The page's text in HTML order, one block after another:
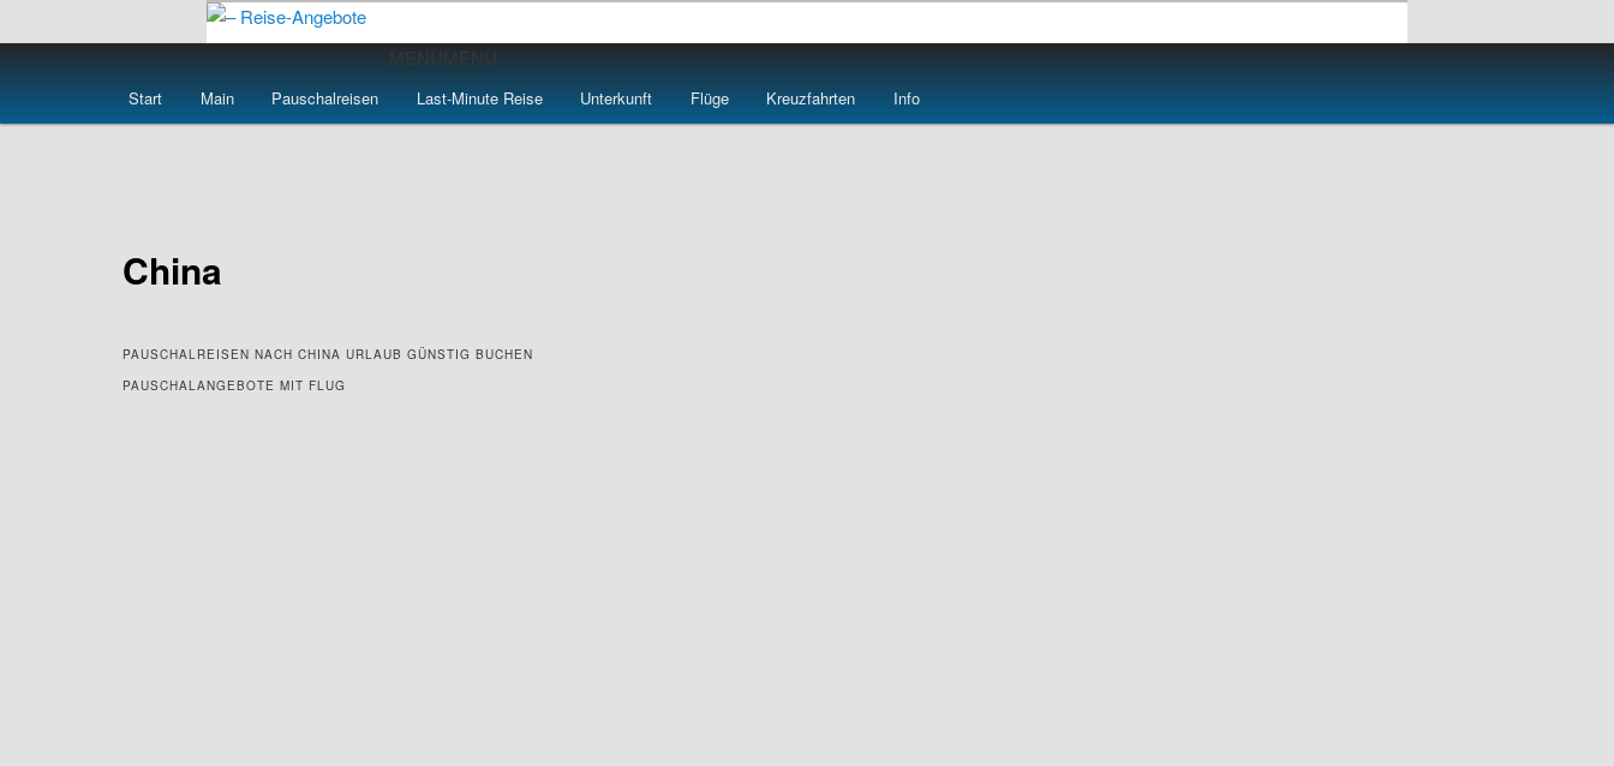
primären
– Reise-Angebote
MENU MENU
Start Main Pauschalreisen Last-Minute Reise Unterkunft Flüge Kreuzfahrten Info
China
PAUSCHALREISEN NACH CHINA URLAUB GÜNSTIG BUCHEN
PAUSCHALANGEBOTE MIT FLUG